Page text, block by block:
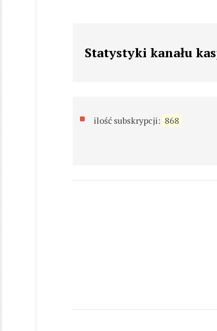
Statystyki kanału
ilość subskrypcji: 868